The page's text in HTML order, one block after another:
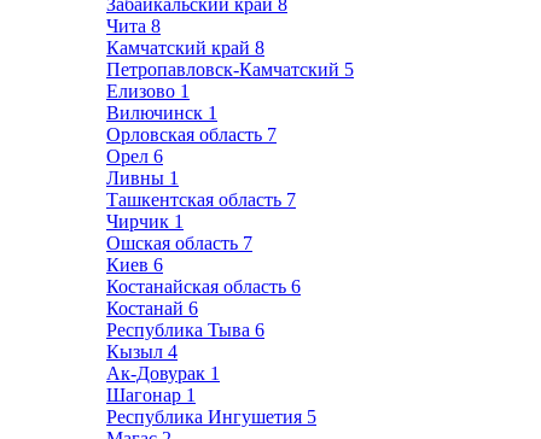
Забайкальский край 8
Чита 8
Камчатский край 8
Петропавловск-Камчатский 5
Елизово 1
Вилючинск 1
Орловская область 7
Орел 6
Ливны 1
Ташкентская область 7
Чирчик 1
Ошская область 7
Киев 6
Костанайская область 6
Костанай 6
Республика Тыва 6
Кызыл 4
Ак-Довурак 1
Шагонар 1
Республика Ингушетия 5